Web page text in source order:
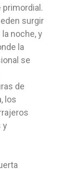
primordial.
surgir
noche, y
la
se
de
los
y